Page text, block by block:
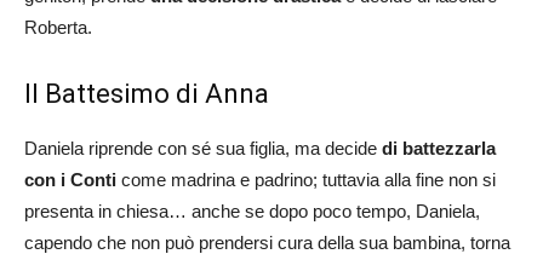
Roberta.
Il Battesimo di Anna
Daniela riprende con sé sua figlia, ma decide di battezzarla
con i Conti come madrina e padrino; tuttavia alla fine non si
presenta in chiesa… anche se dopo poco tempo, Daniela,
capendo che non può prendersi cura della sua bambina, torna